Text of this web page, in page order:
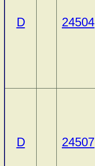
D 24504
D 24507